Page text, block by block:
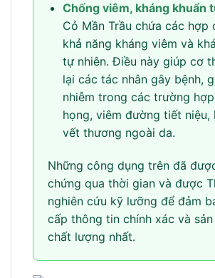
Chống viêm, kháng khuẩn
Cỏ Mần Trầu chứa các hợp
khả năng kháng viêm và
tự nhiên. Điều này giúp cơ
lại các tác nhân gây bệnh,
nhiễm trong các trường
họng, viêm đường tiết niệu,
vết thương ngoài da.
Những công dụng trên đã
chứng qua thời gian và được
nghiên cứu kỹ lưỡng để đảm
cấp thông tin chính xác và sản
chất lượng nhất.